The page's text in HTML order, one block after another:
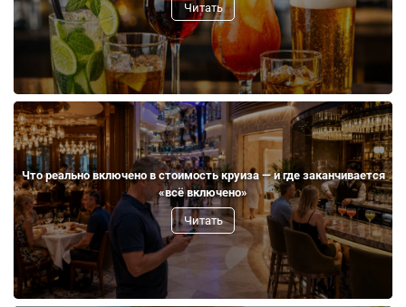
Читать
Что реально включено в стоимость круиза — и где заканчивается
«всё включено»
Читать